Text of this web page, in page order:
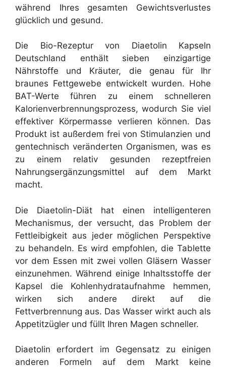
während Ihres gesamten Gewichtsverlustes
glücklich und gesund.
Die Bio-Rezeptur von Diaetolin Kapseln
Deutschland enthält sieben einzigartige
Nährstoffe und Kräuter, die genau für Ihr
braunes Fettgewebe entwickelt wurden. Hohe
BAT-Werte führen zu einem schnelleren
Kalorienverbrennungsprozess, wodurch Sie viel
effektiver Körpermasse verlieren können. Das
Produkt ist außerdem frei von Stimulanzien und
gentechnisch veränderten Organismen, was es
zu einem relativ gesunden rezeptfreien
Nahrungsergänzungsmittel auf dem Markt
macht.
Die Diaetolin-Diät hat einen intelligenteren
Mechanismus, der versucht, das Problem der
Fettleibigkeit aus jeder möglichen Perspektive
zu behandeln. Es wird empfohlen, die Tablette
vor dem Essen mit zwei vollen Gläsern Wasser
einzunehmen. Während einige Inhaltsstoffe der
Kapsel die Kohlenhydrataufnahme hemmen,
wirken sich andere direkt auf die
Fettverbrennung aus. Das Wasser wirkt auch als
Appetitzügler und füllt Ihren Magen schneller.
Diaetolin erfordert im Gegensatz zu einigen
anderen Formeln auf dem Markt keine